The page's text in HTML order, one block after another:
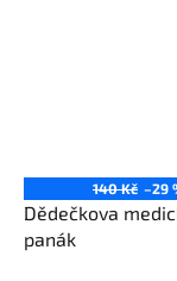
140 Kč –29
Dědečkova
panák